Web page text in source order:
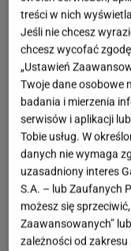
treści w nich
Jeśli nie chcesz
chcesz wycofać
„Ustawień
Twoje dane osobowe
badania i mierzenia
serwisów i aplikacji
Tobie usług. W
danych nie wymaga
uzasadniony interes
S.A. – lub Zaufanych
możesz się
Zaawansowanych”
zależności od